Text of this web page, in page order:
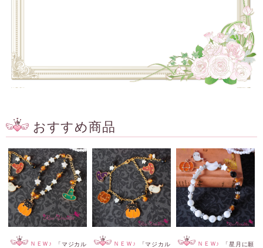
おすすめ商品
ＮＥＷ♪
「マジカル
ＮＥＷ♪
「マジカル
ＮＥＷ♪
「星月に願